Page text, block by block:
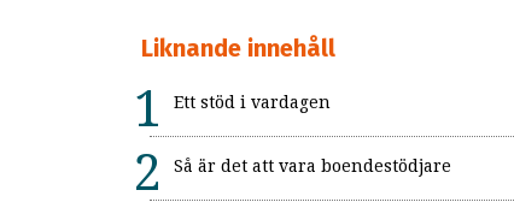
Liknande innehåll
Ett stöd i vardagen
Så är det att vara boendestödjare